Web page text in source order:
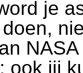
je
ook jij